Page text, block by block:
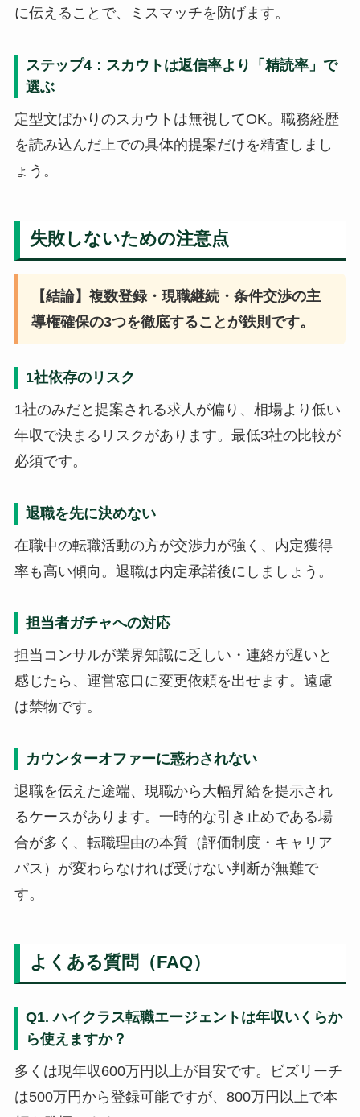
に伝えることで、ミスマッチを防げます。
ステップ4：スカウトは返信率より「精読率」で
選ぶ
定型文ばかりのスカウトは無視してOK。職務経歴
を読み込んだ上での具体的提案だけを精査しまし
ょう。
失敗しないための注意点
【結論】複数登録・現職継続・条件交渉の主
導権確保の3つを徹底することが鉄則です。
1社依存のリスク
1社のみだと提案される求人が偏り、相場より低い
年収で決まるリスクがあります。最低3社の比較が
必須です。
退職を先に決めない
在職中の転職活動の方が交渉力が強く、内定獲得
率も高い傾向。退職は内定承諾後にしましょう。
担当者ガチャへの対応
担当コンサルが業界知識に乏しい・連絡が遅いと
感じたら、運営窓口に変更依頼を出せます。遠慮
は禁物です。
カウンターオファーに惑わされない
退職を伝えた途端、現職から大幅昇給を提示され
るケースがあります。一時的な引き止めである場
合が多く、転職理由の本質（評価制度・キャリア
パス）が変わらなければ受けない判断が無難で
す。
よくある質問（FAQ）
Q1. ハイクラス転職エージェントは年収いくらか
ら使えますか？
多くは現年収600万円以上が目安です。ビズリーチ
は500万円から登録可能ですが、800万円以上で本